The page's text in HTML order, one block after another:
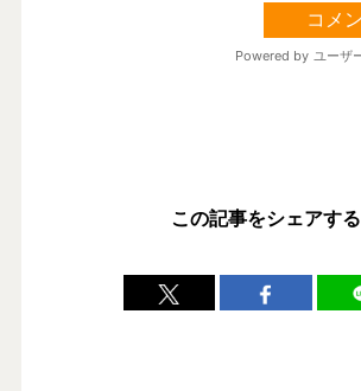
この記事をシェアする